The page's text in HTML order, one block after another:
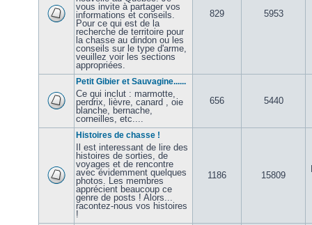
vous invite à partager vos
informations et conseils.
Pour ce qui est de la
recherche de territoire pour
la chasse au dindon ou les
conseils sur le type d'arme,
veuillez voir les sections
appropriées.
829 5953
Petit Gibier et Sauvagine......
Ce qui inclut : marmotte,
perdrix, lièvre, canard , oie
blanche, bernache,
corneilles, etc....
656 5440
Histoires de chasse !
Il est interessant de lire des
histoires de sorties, de
voyages et de rencontre
avec évidemment quelques
photos. Les membres
apprécient beaucoup ce
genre de posts ! Alors...
racontez-nous vos histoires
!
1186 15809